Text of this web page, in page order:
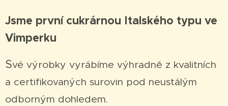
Jsme první cukrárnou Italského typu ve
Vimperku
Své výrobky vyrábíme výhradně z kvalitních
a certifikovaných surovin pod neustálým
odborným dohledem.